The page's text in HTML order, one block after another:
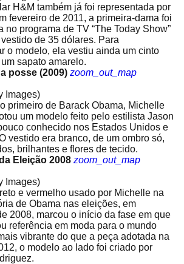
H&M também já foi representada por
fevereiro de 2011, a primeira-dama foi
no programa de TV “The Today Show”
de 35 dólares. Para
o modelo, ela vestiu ainda um cinto
sapato amarelo.
posse (2009) zoom_out_map
Images)
primeiro de Barack Obama, Michelle
um modelo feito pelo estilista Jason
conhecido nos Estados Unidos e
vestido era branco, de um ombro só,
brilhantes e flores de tecido.
Eleição 2008 zoom_out_map
Images)
e vermelho usado por Michelle na
de Obama nas eleições, em
2008, marcou o início da fase em que
referência em moda para o mundo
vibrante do que a peça adotada na
o modelo ao lado foi criado por